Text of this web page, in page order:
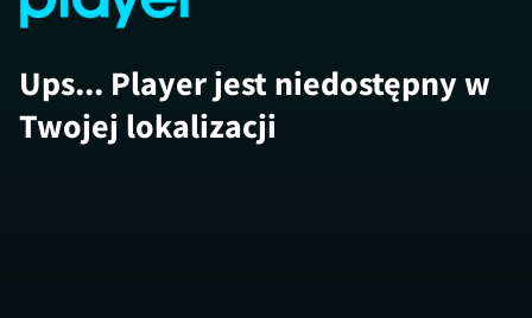
Ups... Player jest niedostępny w
Twojej lokalizacji